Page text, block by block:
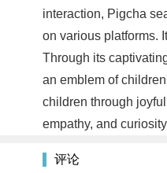
interaction, Pigcha
on various platforms.
Through its
an emblem of
children through
empathy, and
评论